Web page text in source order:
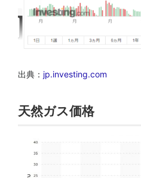
出典： jp.investing.com
天然ガス価格